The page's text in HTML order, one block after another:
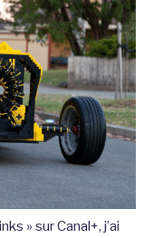
» sur Canal+, j’ai